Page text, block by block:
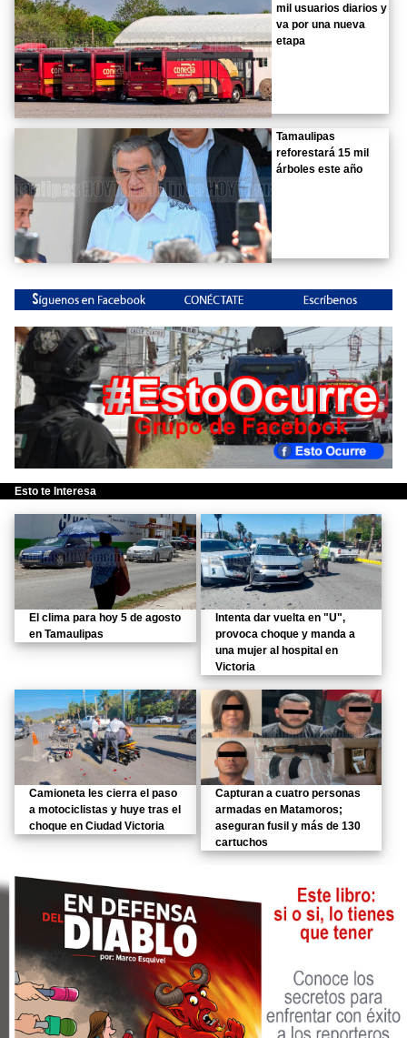
mil usuarios diarios y
va por una nueva
etapa
Tamaulipas
reforestará 15 mil
árboles este año
Esto te Interesa
El clima para hoy 5 de agosto
en Tamaulipas
Intenta dar vuelta en "U",
provoca choque y manda a
una mujer al hospital en
Victoria
Camioneta les cierra el paso
a motociclistas y huye tras el
choque en Ciudad Victoria
Capturan a cuatro personas
armadas en Matamoros;
aseguran fusil y más de 130
cartuchos